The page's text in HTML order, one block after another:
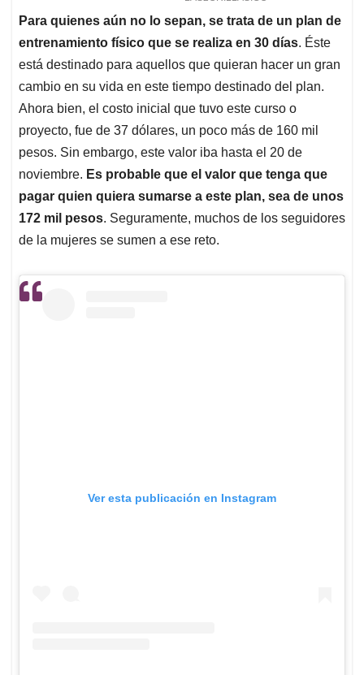
Para quienes aún no lo sepan, se trata de un plan de
entrenamiento físico que se realiza en 30 días. Éste
está destinado para aquellos que quieran hacer un gran
cambio en su vida en este tiempo destinado del plan.
Ahora bien, el costo inicial que tuvo este curso o
proyecto, fue de 37 dólares, un poco más de 160 mil
pesos. Sin embargo, este valor iba hasta el 20 de
noviembre. Es probable que el valor que tenga que
pagar quien quiera sumarse a este plan, sea de unos
172 mil pesos. Seguramente, muchos de los seguidores
de la mujeres se sumen a ese reto.
Ver esta publicación en Instagram